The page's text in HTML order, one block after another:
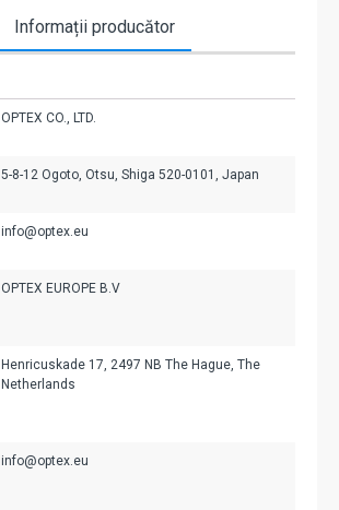
Informații producător
OPTEX CO., LTD.
5-8-12 Ogoto, Otsu, Shiga 520-0101, Japan
info@optex.eu
OPTEX EUROPE B.V
Henricuskade 17, 2497 NB The Hague, The
Netherlands
info@optex.eu